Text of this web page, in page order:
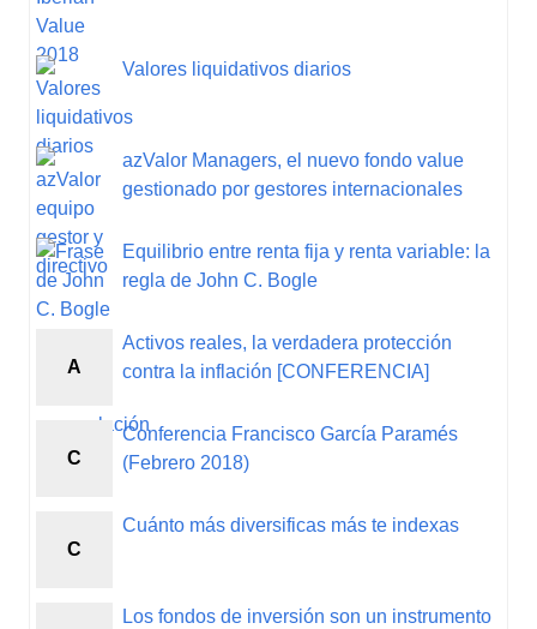
Valores liquidativos diarios
azValor Managers, el nuevo fondo value
gestionado por gestores internacionales
Equilibrio entre renta fija y renta variable: la
regla de John C. Bogle
A
Activos reales, la verdadera protección
contra la inflación [CONFERENCIA]
C
Conferencia Francisco García Paramés
(Febrero 2018)
C
Cuánto más diversificas más te indexas
Los fondos de inversión son un instrumento